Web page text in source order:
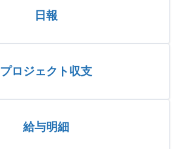
日報
プロジェクト収支
給与明細